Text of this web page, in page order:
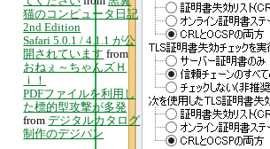
猫のコンピュータ日記
2nd Edition
Safari 5.0.1 / 4.1.1 が公
開されています from
おねぇ～ちゃんズＨ
ｉ！
PDFファイルを利用し
た標的型攻撃が多発
from デジタルカタログ
制作のデジパン